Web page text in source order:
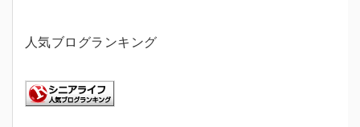
人気ブログランキング